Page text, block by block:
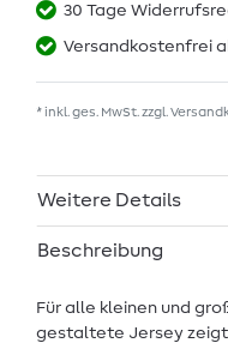
30 Tage
Versandkostenfrei
* inkl. ges. MwSt. zzgl.
Weitere Details
Beschreibung
Für alle kleinen und
gestaltete Jersey